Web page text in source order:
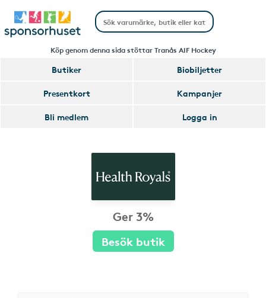
Köp genom denna sida stöttar Tranås AIF Hockey
Butiker
Biobiljetter
Presentkort
Kampanjer
Bli medlem
Logga in
Ger 3%
Besök butik